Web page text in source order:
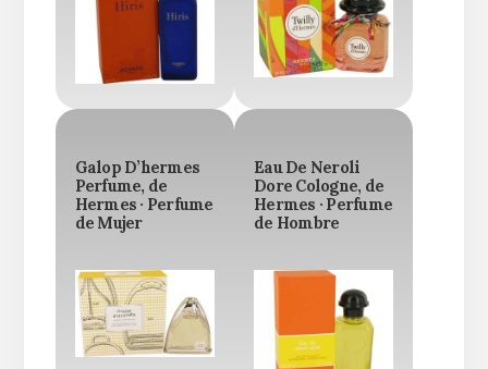
Galop D’hermes
Perfume, de
Hermes · Perfume
de Mujer
Eau De Neroli
Dore Cologne, de
Hermes · Perfume
de Hombre